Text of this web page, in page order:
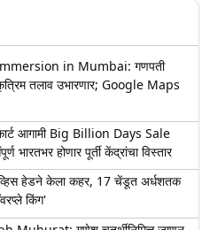
in Mumbai: गणपती
तलाव उभारणार; Google Maps
आगामी Big Billion Days Sale
भारतभर होणार पूर्ती केंद्रांचा विस्तार
हेडने केला कहर, 17 चेंडूत अर्धशतक
किंग'